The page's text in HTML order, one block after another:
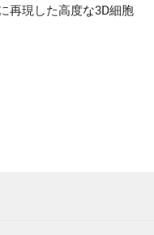
再現した高度な3D細胞